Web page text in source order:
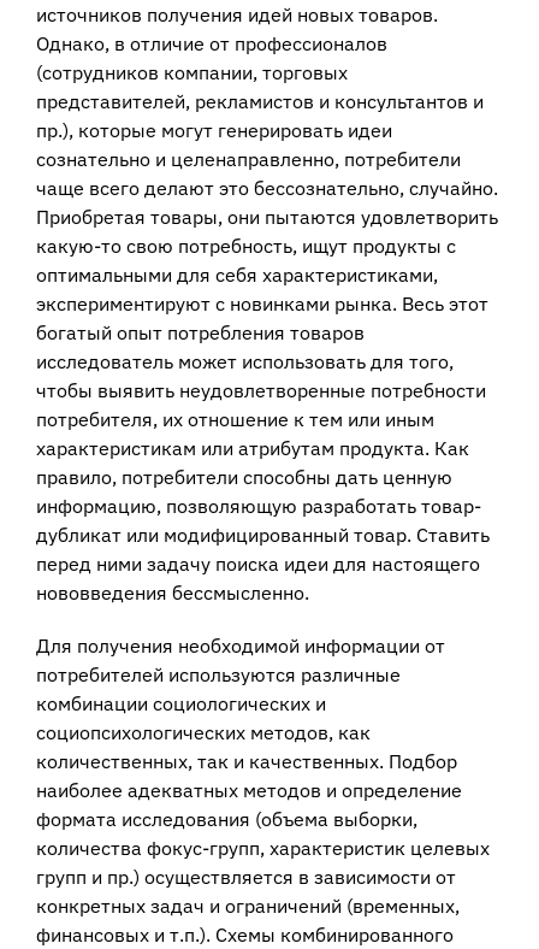
источников получения идей новых товаров.
Однако, в отличие от профессионалов
(сотрудников компании, торговых
представителей, рекламистов и консультантов и
пр.), которые могут генерировать идеи
сознательно и целенаправленно, потребители
чаще всего делают это бессознательно, случайно.
Приобретая товары, они пытаются удовлетворить
какую-то свою потребность, ищут продукты с
оптимальными для себя характеристиками,
экспериментируют с новинками рынка. Весь этот
богатый опыт потребления товаров
исследователь может использовать для того,
чтобы выявить неудовлетворенные потребности
потребителя, их отношение к тем или иным
характеристикам или атрибутам продукта. Как
правило, потребители способны дать ценную
информацию, позволяющую разработать товар-
дубликат или модифицированный товар. Ставить
перед ними задачу поиска идеи для настоящего
нововведения бессмысленно.
Для получения необходимой информации от
потребителей используются различные
комбинации социологических и
социопсихологических методов, как
количественных, так и качественных. Подбор
наиболее адекватных методов и определение
формата исследования (объема выборки,
количества фокус-групп, характеристик целевых
групп и пр.) осуществляется в зависимости от
конкретных задач и ограничений (временных,
финансовых и т.п.). Схемы комбинированного